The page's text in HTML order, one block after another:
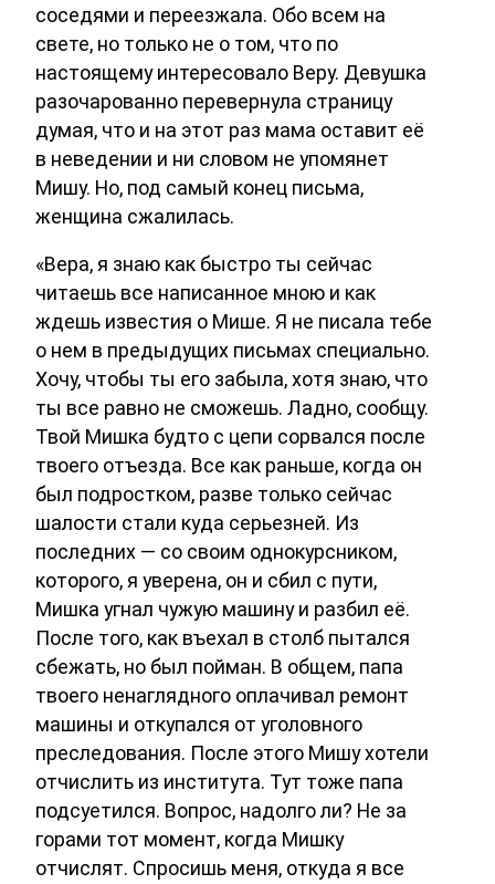
соседями и переезжала. Обо всем на
свете, но только не о том, что по
настоящему интересовало Веру. Девушка
разочарованно перевернула страницу
думая, что и на этот раз мама оставит её
в неведении и ни словом не упомянет
Мишу. Но, под самый конец письма,
женщина сжалилась.
«Вера, я знаю как быстро ты сейчас
читаешь все написанное мною и как
ждешь известия о Мише. Я не писала тебе
о нем в предыдущих письмах специально.
Хочу, чтобы ты его забыла, хотя знаю, что
ты все равно не сможешь. Ладно, сообщу.
Твой Мишка будто с цепи сорвался после
твоего отъезда. Все как раньше, когда он
был подростком, разве только сейчас
шалости стали куда серьезней. Из
последних — со своим однокурсником,
которого, я уверена, он и сбил с пути,
Мишка угнал чужую машину и разбил её.
После того, как въехал в столб пытался
сбежать, но был пойман. В общем, папа
твоего ненаглядного оплачивал ремонт
машины и откупался от уголовного
преследования. После этого Мишу хотели
отчислить из института. Тут тоже папа
подсуетился. Вопрос, надолго ли? Не за
горами тот момент, когда Мишку
отчислят. Спросишь меня, откуда я все